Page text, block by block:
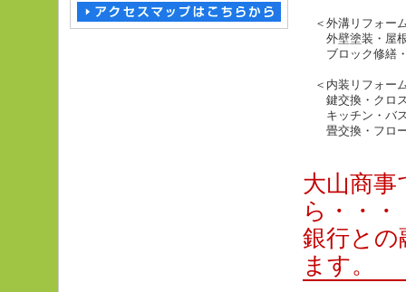
＜外溝リフォー
外壁塗装・屋根
ブロック修繕
＜内装リフォー
鍵交換・クロス
キッチン・バス
畳交換・フロー
大山商
ら・・・
銀行との
ます。